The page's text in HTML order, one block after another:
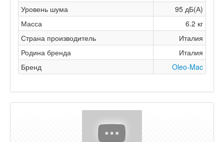
Уровень шума
95 дБ(А)
Масса
6.2 кг
Страна производитель
Италия
Родина бренда
Италия
Бренд
Oleo-Mac